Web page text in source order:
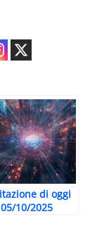
di oggi
10/2025